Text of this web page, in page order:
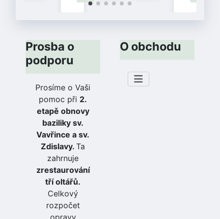
Prosba o
podporu
Prosíme o Vaši
pomoc při 2.
etapě obnovy
baziliky sv.
Vavřince a sv.
Zdislavy. Ta
zahrnuje
zrestaurování
tří oltářů.
Celkový
rozpočet
opravy
O obchodu